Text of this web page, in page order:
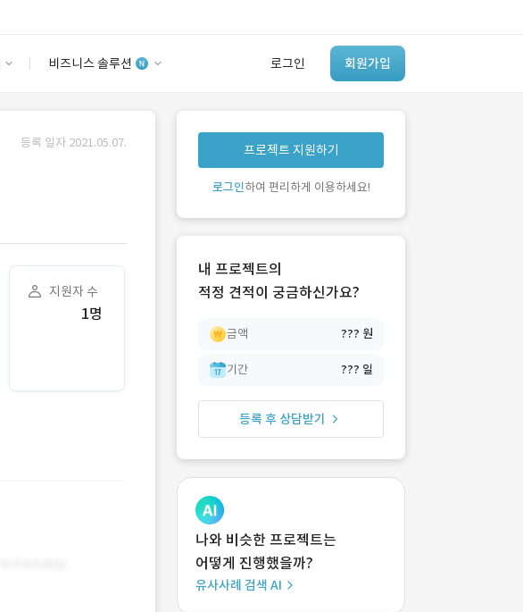
비즈니스 솔루션 로그인 회원가입
안심 코드 케어
유사사례 검색 AI
‘이런 거’ 만들어본
개발 회사 있어?
등록 일자 2021.05.07.
지원자 수
1명
프로젝트 지원하기
로그인하여 편리하게 이용하세요!
내 프로젝트의
적정 견적이 궁금하신가요?
금액 ??? 원
기간 ??? 일
등록 후 상담받기
나와 비슷한 프로젝트는
어떻게 진행했을까?
유사사례 검색 AI